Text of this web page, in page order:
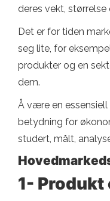
deres vekt,
Det er for tiden
seg lite, for
produkter og en
dem.
Å være en
betydning for
studert, målt,
1-